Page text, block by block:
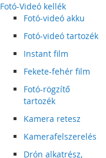
Fotó-Videó kellék
Fotó-videó akku
Fotó-videó tartozék
Instant film
Fekete-fehér film
Fotó-rögzítő
tartozék
Kamera retesz
Kamerafelszerelés
Drón alkatrész,